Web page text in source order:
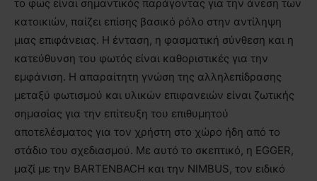
το φως είναι σημαντικός παράγοντας για την άνεση των
κατοικιών, παίζει επίσης βασικό ρόλο στην αντίληψη
μιας επιφάνειας. Η ένταση, η φασματική σύνθεση και η
κατεύθυνση του φωτός είναι καθοριστικές για την
εμφάνιση. Η απαραίτητη γνώση της αλληλεπίδρασης
μεταξύ φωτισμού και υλικών επιφανειών είναι ζωτικής
σημασίας για την επίτευξη του επιθυμητού
αποτελέσματος για τον χρήστη στο χώρο ήδη από το
στάδιο του σχεδιασμού. Με αυτό το σκεπτικό, η EGGER,
μαζί με την BARTENBACH και την NIMBUS, τον ειδικό